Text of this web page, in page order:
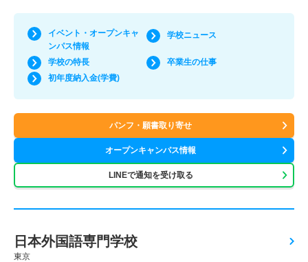
イベント・オープンキャ
ンパス情報
学校ニュース
学校の特長
卒業生の仕事
初年度納入金(学費)
パンフ・願書取り寄せ
オープンキャンパス情報
LINEで通知を受け取る
日本外国語専門学校
東京